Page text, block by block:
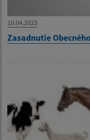
10.04.2025
Zasadnutie